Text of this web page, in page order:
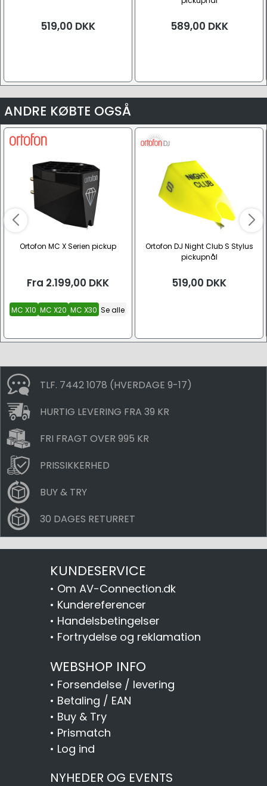
519,00 DKK 589,00 DKK
ANDRE KØBTE OGSÅ
Ortofon MC X Serien pickup
Fra 2.199,00 DKK
MC X10 MC X20 MC X30 Se alle
Ortofon DJ Night Club S Stylus
pickupnål
519,00 DKK
TLF. 7442 1078 (HVERDAGE 9-17)
HURTIG LEVERING FRA 39 KR
FRI FRAGT OVER 995 KR
PRISSIKKERHED
BUY & TRY
30 DAGES RETURRET
KUNDESERVICE
• Om AV-Connection.dk
• Kundereferencer
• Handelsbetingelser
• Fortrydelse og reklamation
WEBSHOP INFO
• Forsendelse / levering
• Betaling / EAN
• Buy & Try
• Prismatch
• Log ind
NYHEDER OG EVENTS